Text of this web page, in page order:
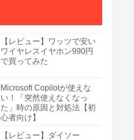
【レビュー】ワッツで安い
ワイヤレスイヤホン990円
で買ってみた
Microsoft Copilotが使えな
い！「突然使えなくなっ
た」時の原因と対処法【初
心者向け】
【レビュー】ダイソー